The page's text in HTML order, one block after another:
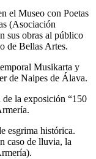
el Museo con Poetas
(Asociación
sus obras al público
de Bellas Artes.
Musikarta y
de Naipes de Álava.
de la exposición “150
esgrima histórica.
caso de lluvia, la